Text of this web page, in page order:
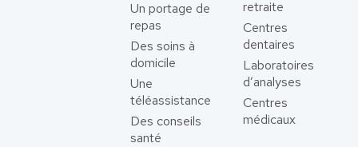
Un portage de
repas
Des soins à
domicile
Une
téléassistance
Des conseils
santé
retraite
Centres
dentaires
Laboratoires
d’analyses
Centres
médicaux